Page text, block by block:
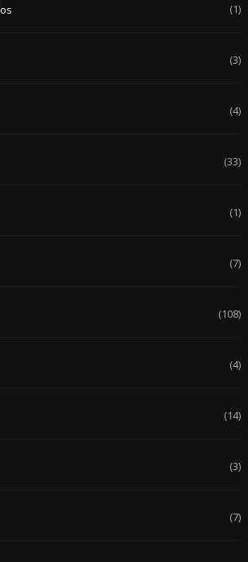
(1)
(3)
(4)
(33)
(1)
(7)
(108)
(4)
(14)
(3)
(7)